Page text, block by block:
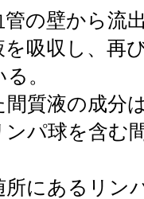
管の壁から流
吸収し、再
。
間質液の成分
パ球を含む
所にあるリン